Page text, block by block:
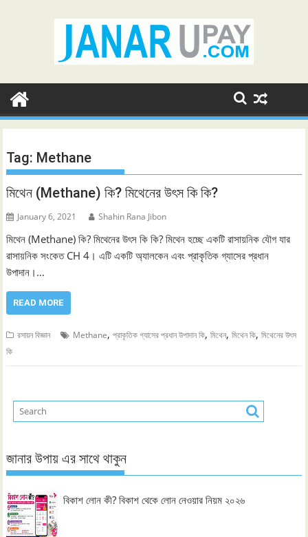
Tag: Methane
মিথেন (Methane) কি? মিথেনের উৎস কি কি?
January 6, 2021 Shahin Rana Jibon
মিথেন (Methane) কি? মিথেনের উৎস কি কি? মিথেন হচ্ছে একটি রাসায়নিক যৌগ যার
রাসায়নিক সংকেত CH 4। এটি একটি অ্যালকেন এবং প্রাকৃতিক গ্যাসের প্রধান
উপাদান।…
READ MORE
রসায়ন বিজ্ঞান Methane,প্রাকৃতিক গ্যাসের প্রধান উপাদান কি,মিথেন,মিথেন কি,মিথেনের উৎস
কি
জানার উপায় এর সাথে থাকুন
বিকাশ লোন কী? বিকাশ থেকে লোন নেওয়ার নিয়ম ২০২৬